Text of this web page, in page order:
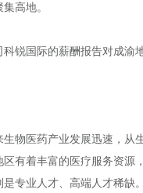
高地。
科锐国际的薪酬报告对成
生物医药产业发展迅速，从
区有着丰富的医疗服务资
是专业人才、高端人才稀缺